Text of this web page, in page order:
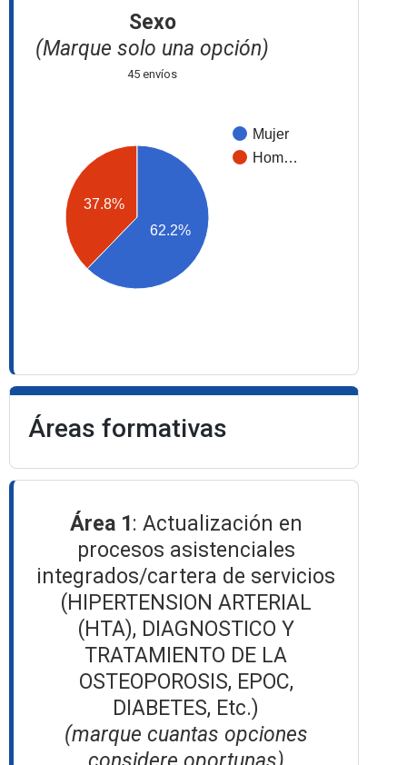
Sexo
(Marque solo una opción)
45 envíos
Mujer
Hom…
37.8%
62.2%
Áreas formativas
Área 1: Actualización en
procesos asistenciales
integrados/cartera de servicios
(HIPERTENSION ARTERIAL
(HTA), DIAGNOSTICO Y
TRATAMIENTO DE LA
OSTEOPOROSIS, EPOC,
DIABETES, Etc.)
(marque cuantas opciones